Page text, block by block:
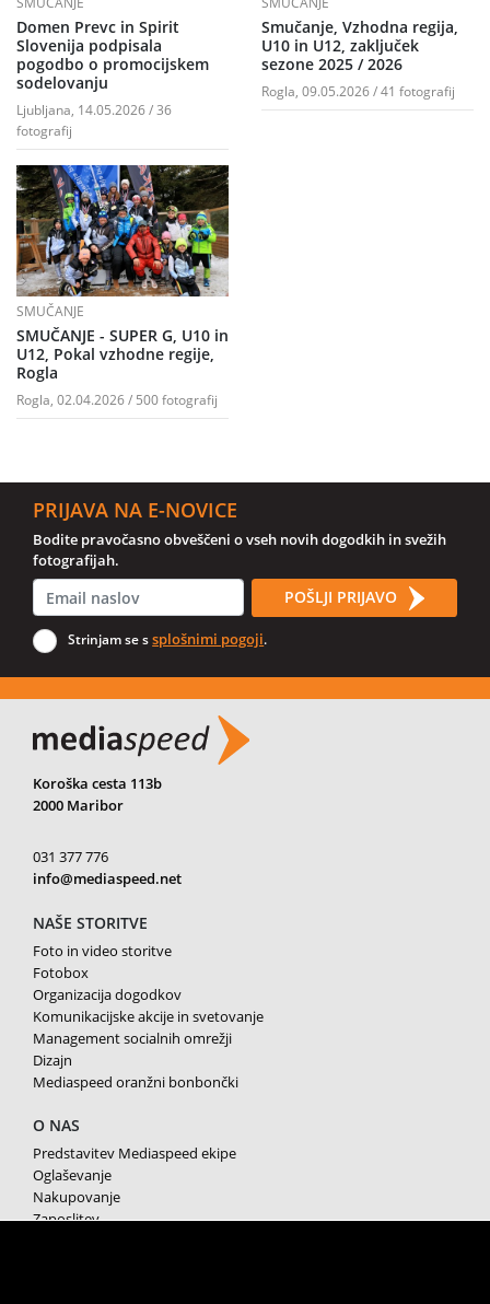
Domen Prevc in Spirit
Slovenija podpisala
pogodbo o promocijskem
sodelovanju
Ljubljana, 14.05.2026 / 36
fotografij
Smučanje, Vzhodna regija,
U10 in U12, zaključek
sezone 2025 / 2026
Rogla, 09.05.2026 / 41 fotografij
SMUČANJE
SMUČANJE - SUPER G, U10 in
U12, Pokal vzhodne regije,
Rogla
Rogla, 02.04.2026 / 500 fotografij
PRIJAVA NA E-NOVICE
Bodite pravočasno obveščeni o vseh novih dogodkih in svežih
fotografijah.
POŠLJI PRIJAVO
Strinjam se ssplošnimi pogoji.
Koroška cesta 113b
2000 Maribor
031 377 776
info@mediaspeed.net
NAŠE STORITVE
Foto in video storitve
Fotobox
Organizacija dogodkov
Komunikacijske akcije in svetovanje
Management socialnih omrežji
Dizajn
Mediaspeed oranžni bonbončki
O NAS
Predstavitev Mediaspeed ekipe
Oglaševanje
Nakupovanje
Zaposlitev